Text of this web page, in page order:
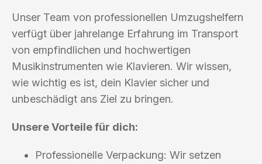
Unser Team von professionellen Umzugshelfern
verfügt über jahrelange Erfahrung im Transport
von empfindlichen und hochwertigen
Musikinstrumenten wie Klavieren. Wir wissen,
wie wichtig es ist, dein Klavier sicher und
unbeschädigt ans Ziel zu bringen.
Unsere Vorteile für dich:
Professionelle Verpackung: Wir setzen